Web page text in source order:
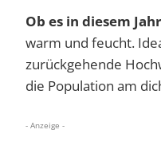
Ob es in diesem
warm und feucht.
zurückgehende
die Population am
- Anzeige -